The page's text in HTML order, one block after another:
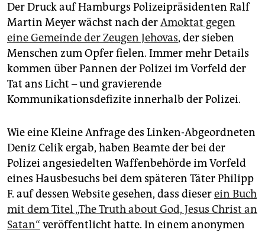
genossenschaft
epaper login
Der Druck auf Hamburgs Polizeipräsidenten Ralf
Martin Meyer wächst nach derAmoktat gegen
eine Gemeinde der Zeugen Jehovas, der sieben
Menschen zum Opfer fielen. Immer mehr Details
kommen über Pannen der Polizei im Vorfeld der
Tat ans Licht – und gravierende
Kommunikationsdefizite innerhalb der Polizei.
Wie eine Kleine Anfrage des Linken-Abgeordneten
Deniz Celik ergab, haben Beamte der bei der
Polizei angesiedelten Waffenbehörde im Vorfeld
eines Hausbesuchs bei dem späteren Täter Philipp
F. auf dessen Website gesehen, dass dieserein Buch
mit dem Titel „The Truth about God, Jesus Christ an
Satan“ veröffentlicht hatte. In einem anonymen